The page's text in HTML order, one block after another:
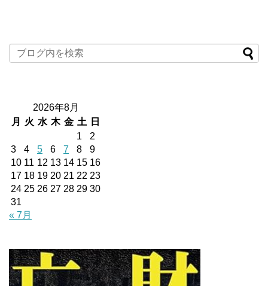
2026年8月
月
火 水 木 金 土
日
1
2
3
4 5 6 7 8
9
10 11 12 13 14 15 16
17 18 19 20 21 22 23
24 25 26 27 28 29 30
31
« 7月